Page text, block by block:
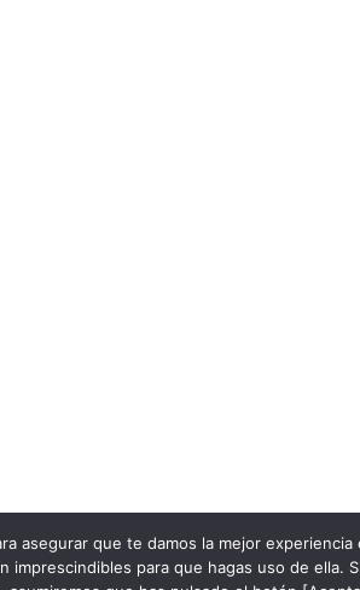
asegurar que te damos la mejor experiencia
imprescindibles para que hagas uso de ella.